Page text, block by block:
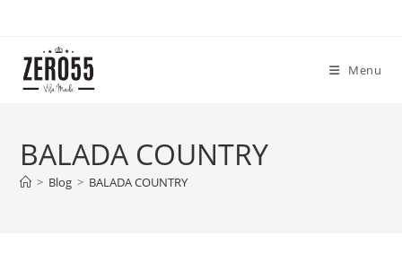
conteúdo
Menu
BALADA COUNTRY
> Blog > BALADA COUNTRY